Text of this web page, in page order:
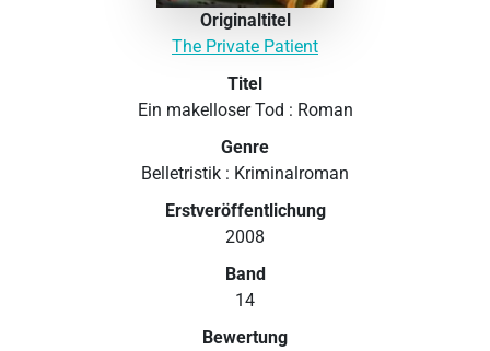
Originaltitel
The Private Patient
Titel
Ein makelloser Tod : Roman
Genre
Belletristik : Kriminalroman
Erstveröffentlichung
2008
Band
14
Bewertung